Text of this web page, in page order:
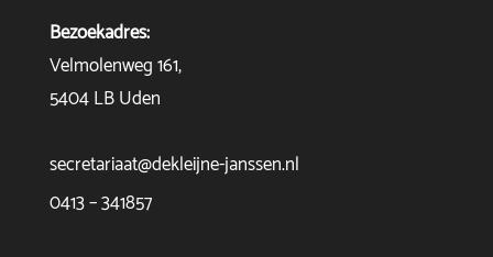
Bezoekadres:
Velmolenweg 161,
5404 LB Uden
secretariaat@dekleijne-janssen.nl
0413 – 341857